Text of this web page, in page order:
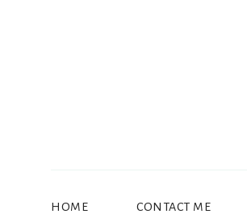
HOME CONTACT ME